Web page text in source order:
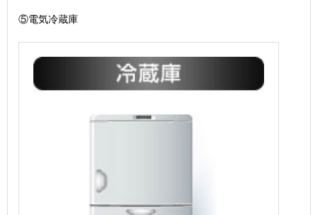
⑤電気冷蔵庫